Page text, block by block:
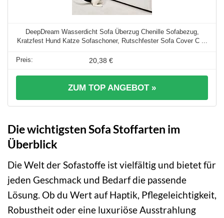
DeepDream Wasserdicht Sofa Überzug Chenille Sofabezug,
Kratzfest Hund Katze Sofaschoner, Rutschfester Sofa Cover C ...
20,38 €
ZUM TOP ANGEBOT »
Die wichtigsten Sofa Stoffarten im
Überblick
Die Welt der Sofastoffe ist vielfältig und bietet für
jeden Geschmack und Bedarf die passende
Lösung. Ob du Wert auf Haptik, Pflegeleichtigkeit,
Robustheit oder eine luxuriöse Ausstrahlung